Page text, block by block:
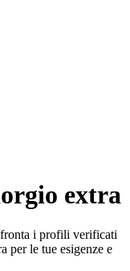
extra
i profili verificati
per le tue esigenze e